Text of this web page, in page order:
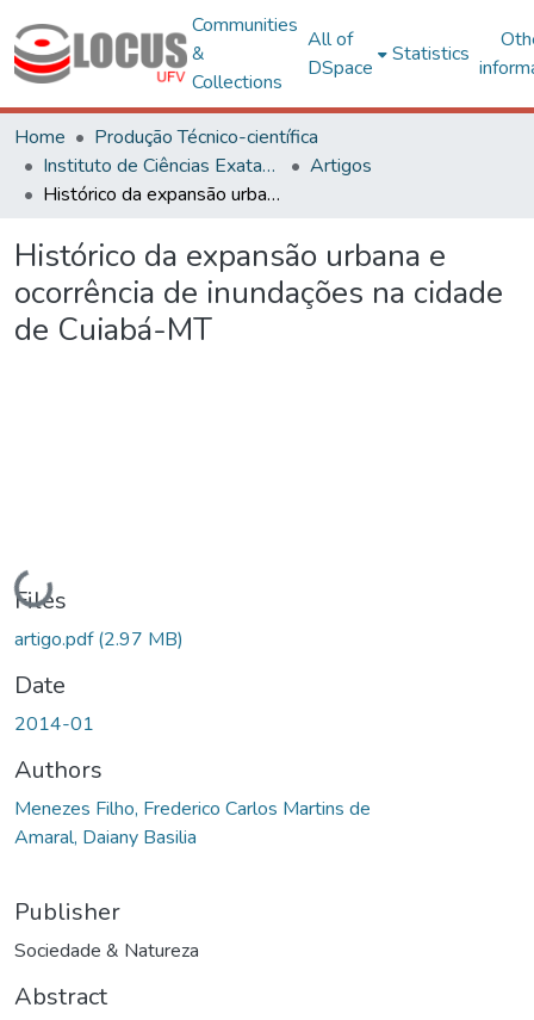
Communities
&
Collections
All of
DSpace
Statistics
Home
Produção Técnico-científica
Instituto de Ciências Exatas e Tecnológicas – CRP
Artigos
Histórico da expansão urbana e ocorrência de inundações na cidade de Cuiabá-MT
Histórico da expansão urbana e
ocorrência de inundações na cidade
de Cuiabá-MT
Loading...
Files
artigo.pdf(2.97 MB)
Date
2014-01
Authors
Menezes Filho, Frederico Carlos Martins de
Amaral, Daiany Basilia
Publisher
Sociedade & Natureza
Abstract